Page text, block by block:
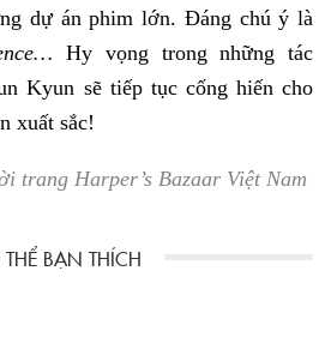
dự án phim lớn. Đáng chú ý là
Hy vọng trong những tác
Kyun sẽ tiếp tục cống hiến cho
xuất sắc!
trang Harper’s Bazaar Việt Nam